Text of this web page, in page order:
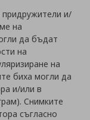
и/
на
да бъдат
на
на
биха могли да
и/или в
Снимките
съгласно